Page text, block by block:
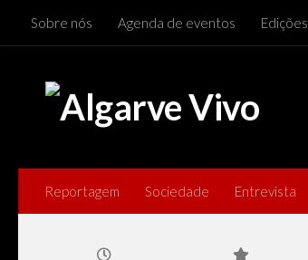
Skip to content
Sobre nós Agenda de eventos Edições
Reportagem Sociedade Entrevista